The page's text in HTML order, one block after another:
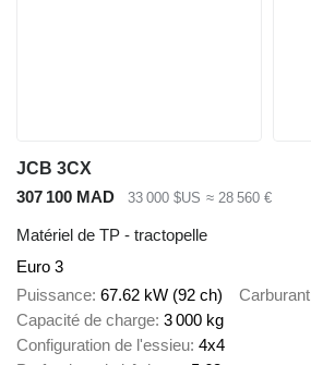
JCB 3CX
307 100 MAD
33 000 $US ≈ 28 560 €
Matériel de TP - tractopelle
Euro 3
Puissance 67.62 kW (92 ch) Carburant
Capacité de charge 3 000 kg
Configuration de l'essieu 4x4